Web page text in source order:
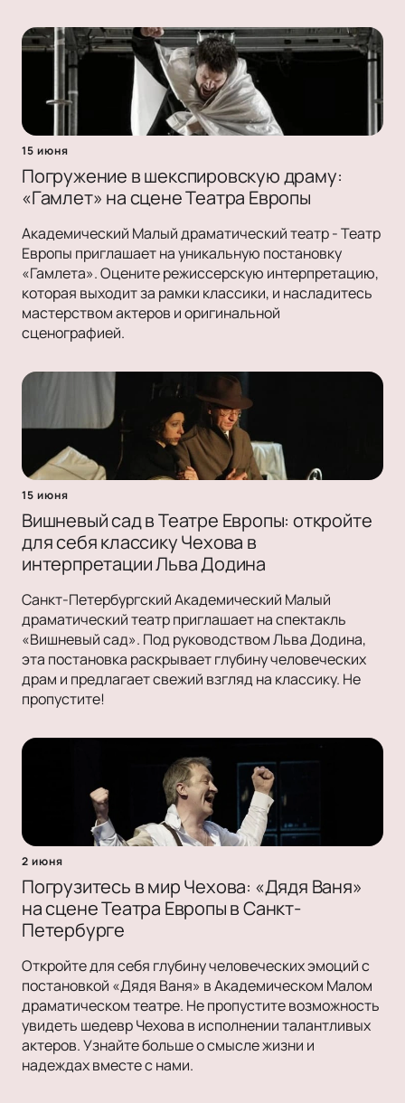
15 июня
Погружение в шекспировскую драму:
«Гамлет» на сцене Театра Европы
Академический Малый драматический театр - Театр
Европы приглашает на уникальную постановку
«Гамлета». Оцените режиссерскую интерпретацию,
которая выходит за рамки классики, и насладитесь
мастерством актеров и оригинальной
сценографией.
15 июня
Вишневый сад в Театре Европы: откройте
для себя классику Чехова в
интерпретации Льва Додина
Санкт-Петербургский Академический Малый
драматический театр приглашает на спектакль
«Вишневый сад». Под руководством Льва Додина,
эта постановка раскрывает глубину человеческих
драм и предлагает свежий взгляд на классику. Не
пропустите!
2 июня
Погрузитесь в мир Чехова: «Дядя Ваня»
на сцене Театра Европы в Санкт-
Петербурге
Откройте для себя глубину человеческих эмоций с
постановкой «Дядя Ваня» в Академическом Малом
драматическом театре. Не пропустите возможность
увидеть шедевр Чехова в исполнении талантливых
актеров. Узнайте больше о смысле жизни и
надеждах вместе с нами.